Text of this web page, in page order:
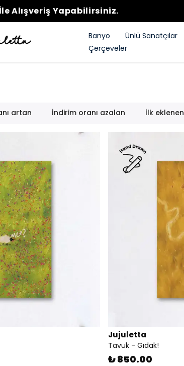
İle Alışveriş Yapabilirsiniz.
Banyo Ünlü Sanatçılar
Çerçeveler
artan İndirim oranı azalan İlk eklenen
Jujuletta
Tavuk - Gıdak!
₺ 850.00